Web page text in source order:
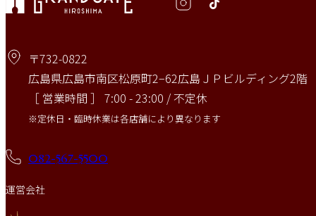
〒732-0822
広島県広島市南区松原町2−62広島ＪＰビルディング2階
［ 営業時間 ］ 7:00 - 23:00 / 不定休
※定休日・臨時休業は各店舗により異なります
082-567-5500
運営会社